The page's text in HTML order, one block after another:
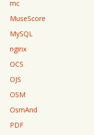
mc
MuseScore
MySQL
nginx
OCS
OJS
OSM
OsmAnd
PDF